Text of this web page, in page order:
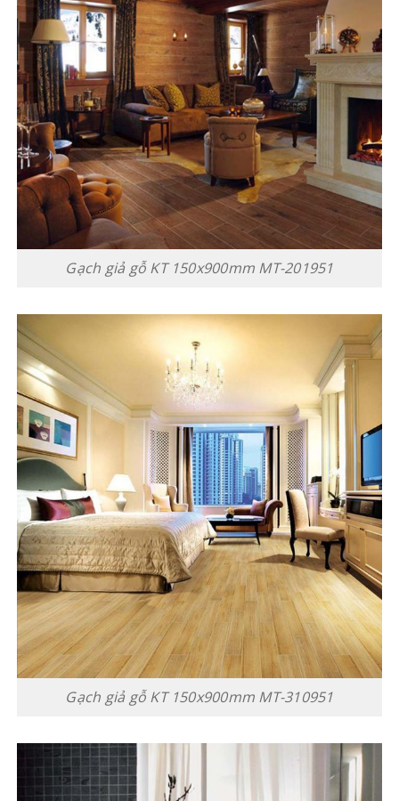
Gạch giả gỗ KT 150x900mm MT-201951
Gạch giả gỗ KT 150x900mm MT-310951